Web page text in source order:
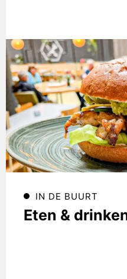
IN DE BUURT
Eten &